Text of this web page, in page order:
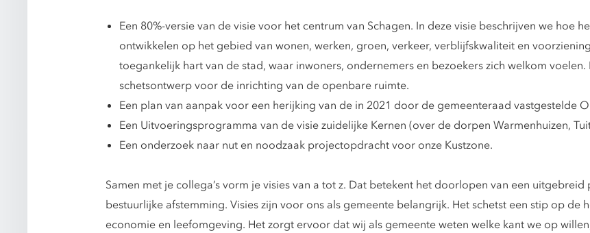
Een 80%-versie van de visie voor het centrum van Schagen. In deze visie beschrijven we hoe
ontwikkelen op het gebied van wonen, werken, groen, verkeer, verblijfskwaliteit en
toegankelijk hart van de stad, waar inwoners, ondernemers en bezoekers zich welkom
schetsontwerp voor de inrichting van de openbare ruimte.
Een plan van aanpak voor een herijking van de in 2021 door de gemeenteraad vastgestelde
Een Uitvoeringsprogramma van de visie zuidelijke Kernen (over de dorpen Warmenhuizen,
Een onderzoek naar nut en noodzaak projectopdracht voor onze Kustzone.
Samen met je collega’s vorm je visies van a tot z. Dat betekent het doorlopen van een
bestuurlijke afstemming. Visies zijn voor ons als gemeente belangrijk. Het schetst een stip op
economie en leefomgeving. Het zorgt ervoor dat wij als gemeente weten welke kant we op